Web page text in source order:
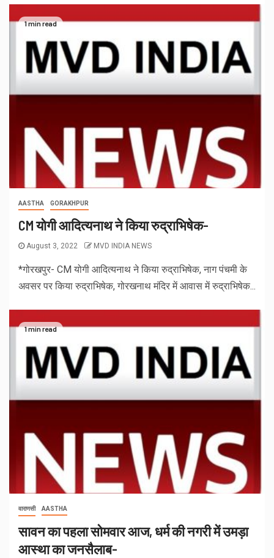
1 min read
AASTHA GORAKHPUR
CM योगी आदित्यनाथ ने किया रुद्राभिषेक-
August 3, 2022 MVD INDIA NEWS
*गोरखपुर- CM योगी आदित्यनाथ ने किया रुद्राभिषेक, नाग पंचमी के
अवसर पर किया रुद्राभिषेक, गोरखनाथ मंदिर में आवास में रुद्राभिषेक...
1 min read
वाराणसी AASTHA
सावन का पहला सोमवार आज, धर्म की नगरी में उमड़ा
आस्था का जनसैलाब-